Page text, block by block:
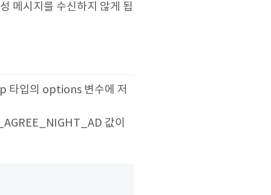
메시지를 수신하지 않게 됩
타입의 options 변수에 저
값이